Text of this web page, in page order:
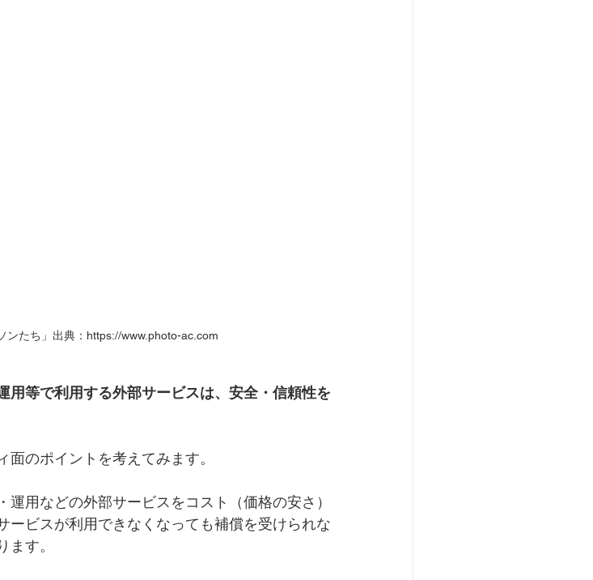
ンたち」出典：https://www.photo-ac.com
用等で利用する外部サービスは、安全・信頼性を
のポイントを考えてみます。
用などの外部サービスをコスト（価格の安さ）
ービスが利用できなくなっても補償を受けられな
す。